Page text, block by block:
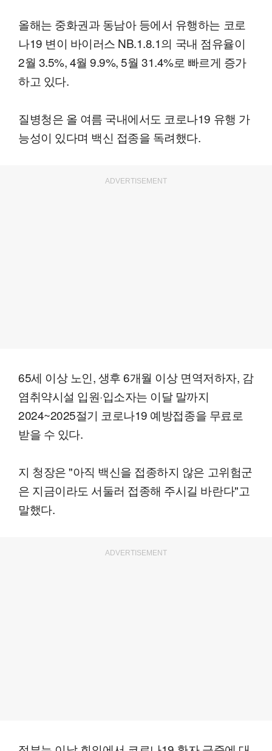
올해는 중화권과 동남아 등에서 유행하는 코로
나19 변이 바이러스 NB.1.8.1의 국내 점유율이
2월 3.5%, 4월 9.9%, 5월 31.4%로 빠르게 증가
하고 있다.
질병청은 올 여름 국내에서도 코로나19 유행 가
능성이 있다며 백신 접종을 독려했다.
ADVERTISEMENT
65세 이상 노인, 생후 6개월 이상 면역저하자, 감
염취약시설 입원·입소자는 이달 말까지
2024~2025절기 코로나19 예방접종을 무료로
받을 수 있다.
지 청장은 "아직 백신을 접종하지 않은 고위험군
은 지금이라도 서둘러 접종해 주시길 바란다"고
말했다.
ADVERTISEMENT